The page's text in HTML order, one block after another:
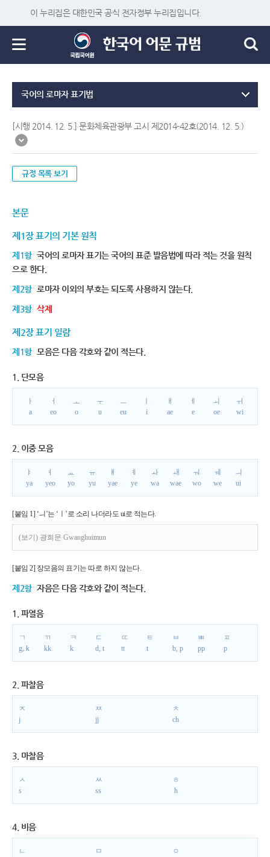
이 누리집은 대한민국 공식 전자정부 누리집입니다.
국어의 로마자 표기법
[시행 2014. 12. 5.] 문화체육관광부 고시 제2014-42호(2014. 12. 5.)
규정 목록 보기
본문
제1장 표기의 기본 원칙
제1항 국어의 로마자 표기는 국어의 표준 발음법에 따라 적는 것을 원칙
으로 한다.
제2항 로마자 이외의 부호는 되도록 사용하지 않는다.
제3항 삭제
제2장 표기 일람
제1항 모음은 다음 각호와 같이 적는다.
1. 단모음
ㅏ
a
ㅓ
eo
ㅗ
o
ㅜ
u
ㅡ
eu
i
ㅐ
ae
ㅔ
e
ㅚ
oe
ㅟ
wi
2. 이중 모음
ㅑ
ya
ㅕ
yeo
ㅛ
yo
ㅠ
yu
ㅒ
yae
ㅖ
ye
ㅘ
wa
ㅙ
wae
ㅝ
wo
ㅞ
we
ㅢ
ui
[붙임 1] ‘ㅢ’는 ‘ㅣ’로 소리 나더라도 ui로 적는다.
(보기) 광희문 Gwanghuimun
[붙임 2] 장모음의 표기는 따로 하지 않는다.
제2항 자음은 다음 각호와 같이 적는다.
1. 파열음
ㄱ
g, k
ㄲ
kk
ㅋ
k
ㄷ
d, t
ㄸ
tt
ㅌ
t
ㅂ
b, p
ㅃ
pp
ㅍ
p
2. 파찰음
ㅈ
j
ㅉ
jj
ㅊ
ch
3. 마찰음
ㅅ
s
ㅆ
ss
ㅎ
h
4. 비음
ㄴ
ㅁ
ㅇ